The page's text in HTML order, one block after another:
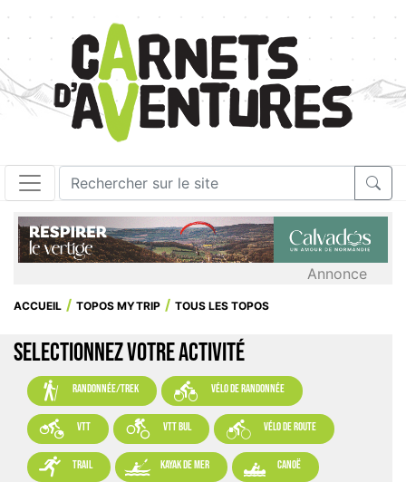
Annonce
ACCUEIL TOPOS MYTRIP TOUS LES TOPOS
SELECTIONNEZ VOTRE ACTIVITÉ
 randonnée/trek  vélo de randonnée
 VTT  VTT BUL  vélo de route
 trail  kayak de mer  canoë